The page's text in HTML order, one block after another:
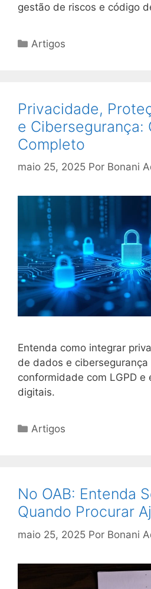
gestão de riscos e código
Categorias
Artigos
Privacidade,
e Cibersegurança:
Completo
maio 25, 2025 Por Bonani
Entenda como integrar
de dados e
conformidade com LGPD e
digitais.
Categorias
Artigos
No OAB: Entenda
Quando Procurar
maio 25, 2025 Por Bonani